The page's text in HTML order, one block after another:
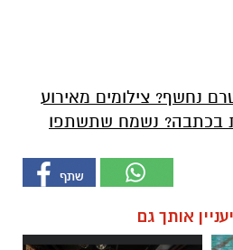
נחשף? צילומים מאירוע
בכתבה? נשמח שתשתפו
אותך גם